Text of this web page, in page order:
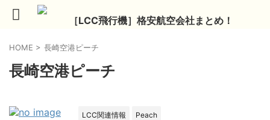
［LCC飛行機］格安航空会社まとめ！
HOME > 長崎空港ピーチ
長崎空港ピーチ
LCC関連情報 Peach